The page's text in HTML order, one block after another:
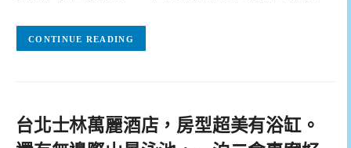
CONTINUE READING
台北士林萬麗酒店，房型超美有浴缸。